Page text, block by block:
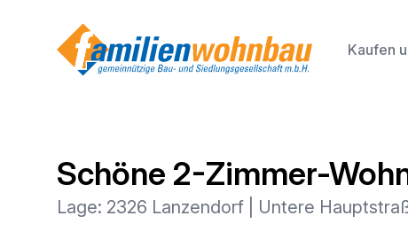
Kaufen
Schöne 2-Zimmer-
Lage: 2326 Lanzendorf | Untere